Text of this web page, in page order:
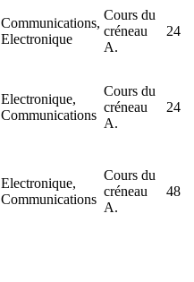
Communications,
Electronique
Cours du
créneau
A.
24
Electronique,
Communications
Cours du
créneau
A.
24
Electronique,
Communications
Cours du
créneau
A.
48